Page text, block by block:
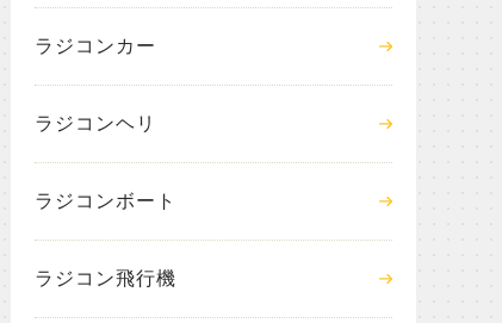
ラジコンカー
ラジコンヘリ
ラジコンボート
ラジコン飛行機